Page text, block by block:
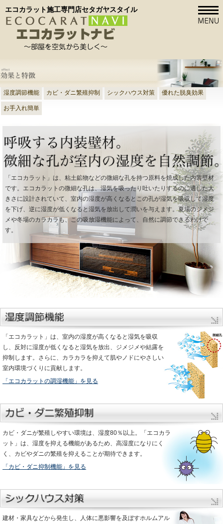
エコカラット施工専門店セタガヤスタイル
湿度調節機能 カビ・ダニ繁殖抑制 シックハウス対策 優れた脱臭効果
お手入れ簡単
「エコカラット」は、粘土鉱物などの微細な孔を持つ原料を焼成した内装壁材
です。エコカラットの微細な孔は、湿気を吸ったり吐いたりするのに適した大
きさに設計されていて、室内の湿度が高くなるとこの孔が湿気を吸収して湿度
を下げ、逆に湿度が低くなると湿気を放出して潤いを与えます。夏場のジメジ
メや冬場のカラカラも、この吸放湿機能によって、自然に調節できるわけで
す。
「エコカラット」は、室内の湿度が高くなると湿気を吸収
し、反対に湿度が低くなると湿気を放出、ジメジメや結露を
抑制します。さらに、カラカラを抑えて肌やノドにやさしい
室内環境づくりに貢献します。
「エコカラットの調湿機能」を見る
カビ・ダニが繁殖しやすい環境は、湿度80％以上。「エコカラ
ット」は、湿度を抑える機能があるため、高湿度になりにく
く、カビやダニの繁殖を抑えることが期待できます。
「カビ・ダニ抑制機能」を見る
建材・家具などから発生し、人体に悪影響を及ぼすホルムアル